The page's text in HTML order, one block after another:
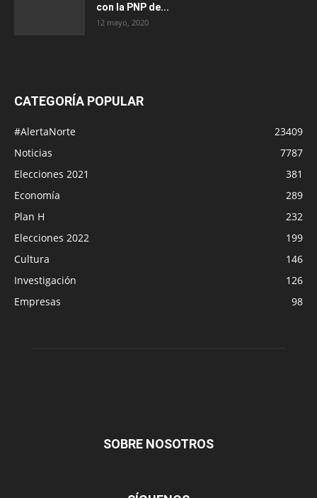
con la PNP de...
12 mayo, 2020
CATEGORÍA POPULAR
#AlertaNorte
23409
Noticias
7787
Elecciones 2021
381
Economía
289
Plan H
232
Elecciones 2022
199
Cultura
146
Investigación
126
Empresas
98
SOBRE NOSOTROS